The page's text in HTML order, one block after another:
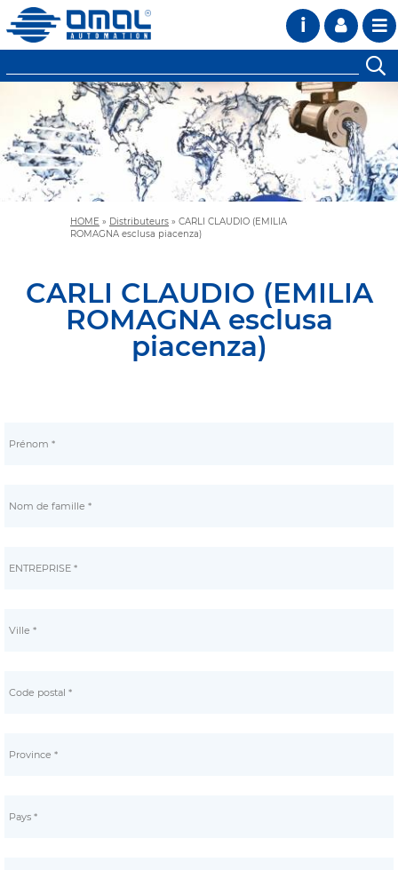
i
HOME » Distributeurs » CARLI CLAUDIO (EMILIA
ROMAGNA esclusa piacenza)
CARLI CLAUDIO (EMILIA
ROMAGNA esclusa
piacenza)